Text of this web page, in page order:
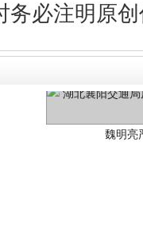
务必注明原